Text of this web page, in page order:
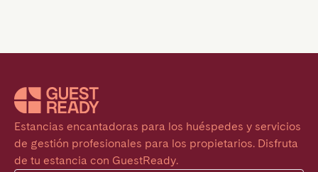
Estancias encantadoras para los huéspedes y servicios
de gestión profesionales para los propietarios. Disfruta
de tu estancia con GuestReady.